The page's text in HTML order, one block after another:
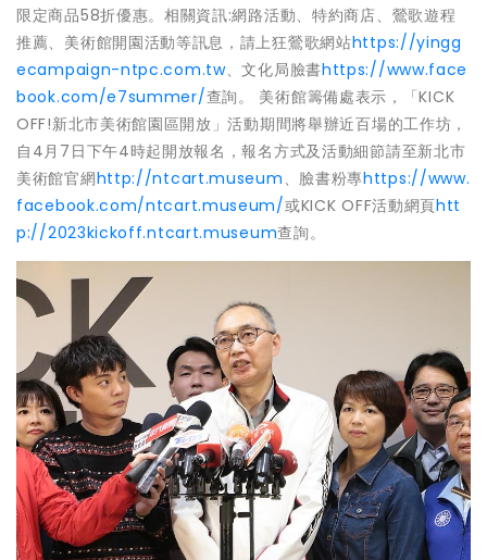
限定商品58折優惠。相關資訊:網路活動、特約商店、鶯歌遊程
推薦、美術館開園活動等訊息，請上狂鶯歌網站https://yingg
ecampaign-ntpc.com.tw、文化局臉書https://www.face
book.com/e7summer/查詢。 美術館籌備處表示，「KICK
OFF!新北市美術館園區開放」活動期間將舉辦近百場的工作坊，
自4月7日下午4時起開放報名，報名方式及活動細節請至新北市
美術館官網http://ntcart.museum 、臉書粉專https://www.
facebook.com/ntcart.museum/或KICK OFF活動網頁htt
p://2023kickoff.ntcart.museum查詢。